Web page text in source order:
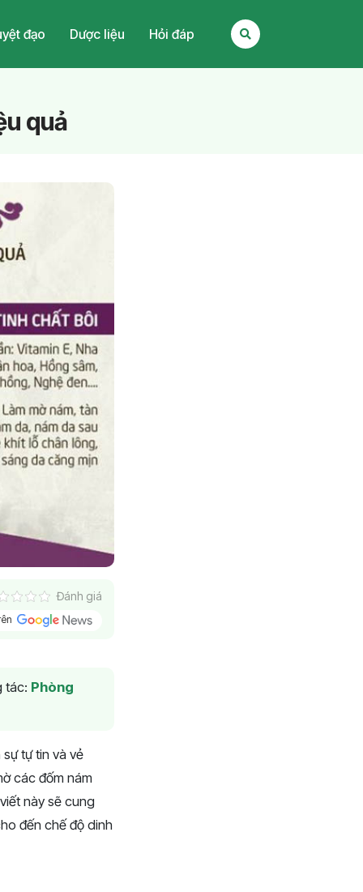
đạo Dược liệu Hỏi đáp
quả
Đánh giá
tác: Phòng
tự tin và vẻ
các đốm nám
này sẽ cung
đến chế độ dinh